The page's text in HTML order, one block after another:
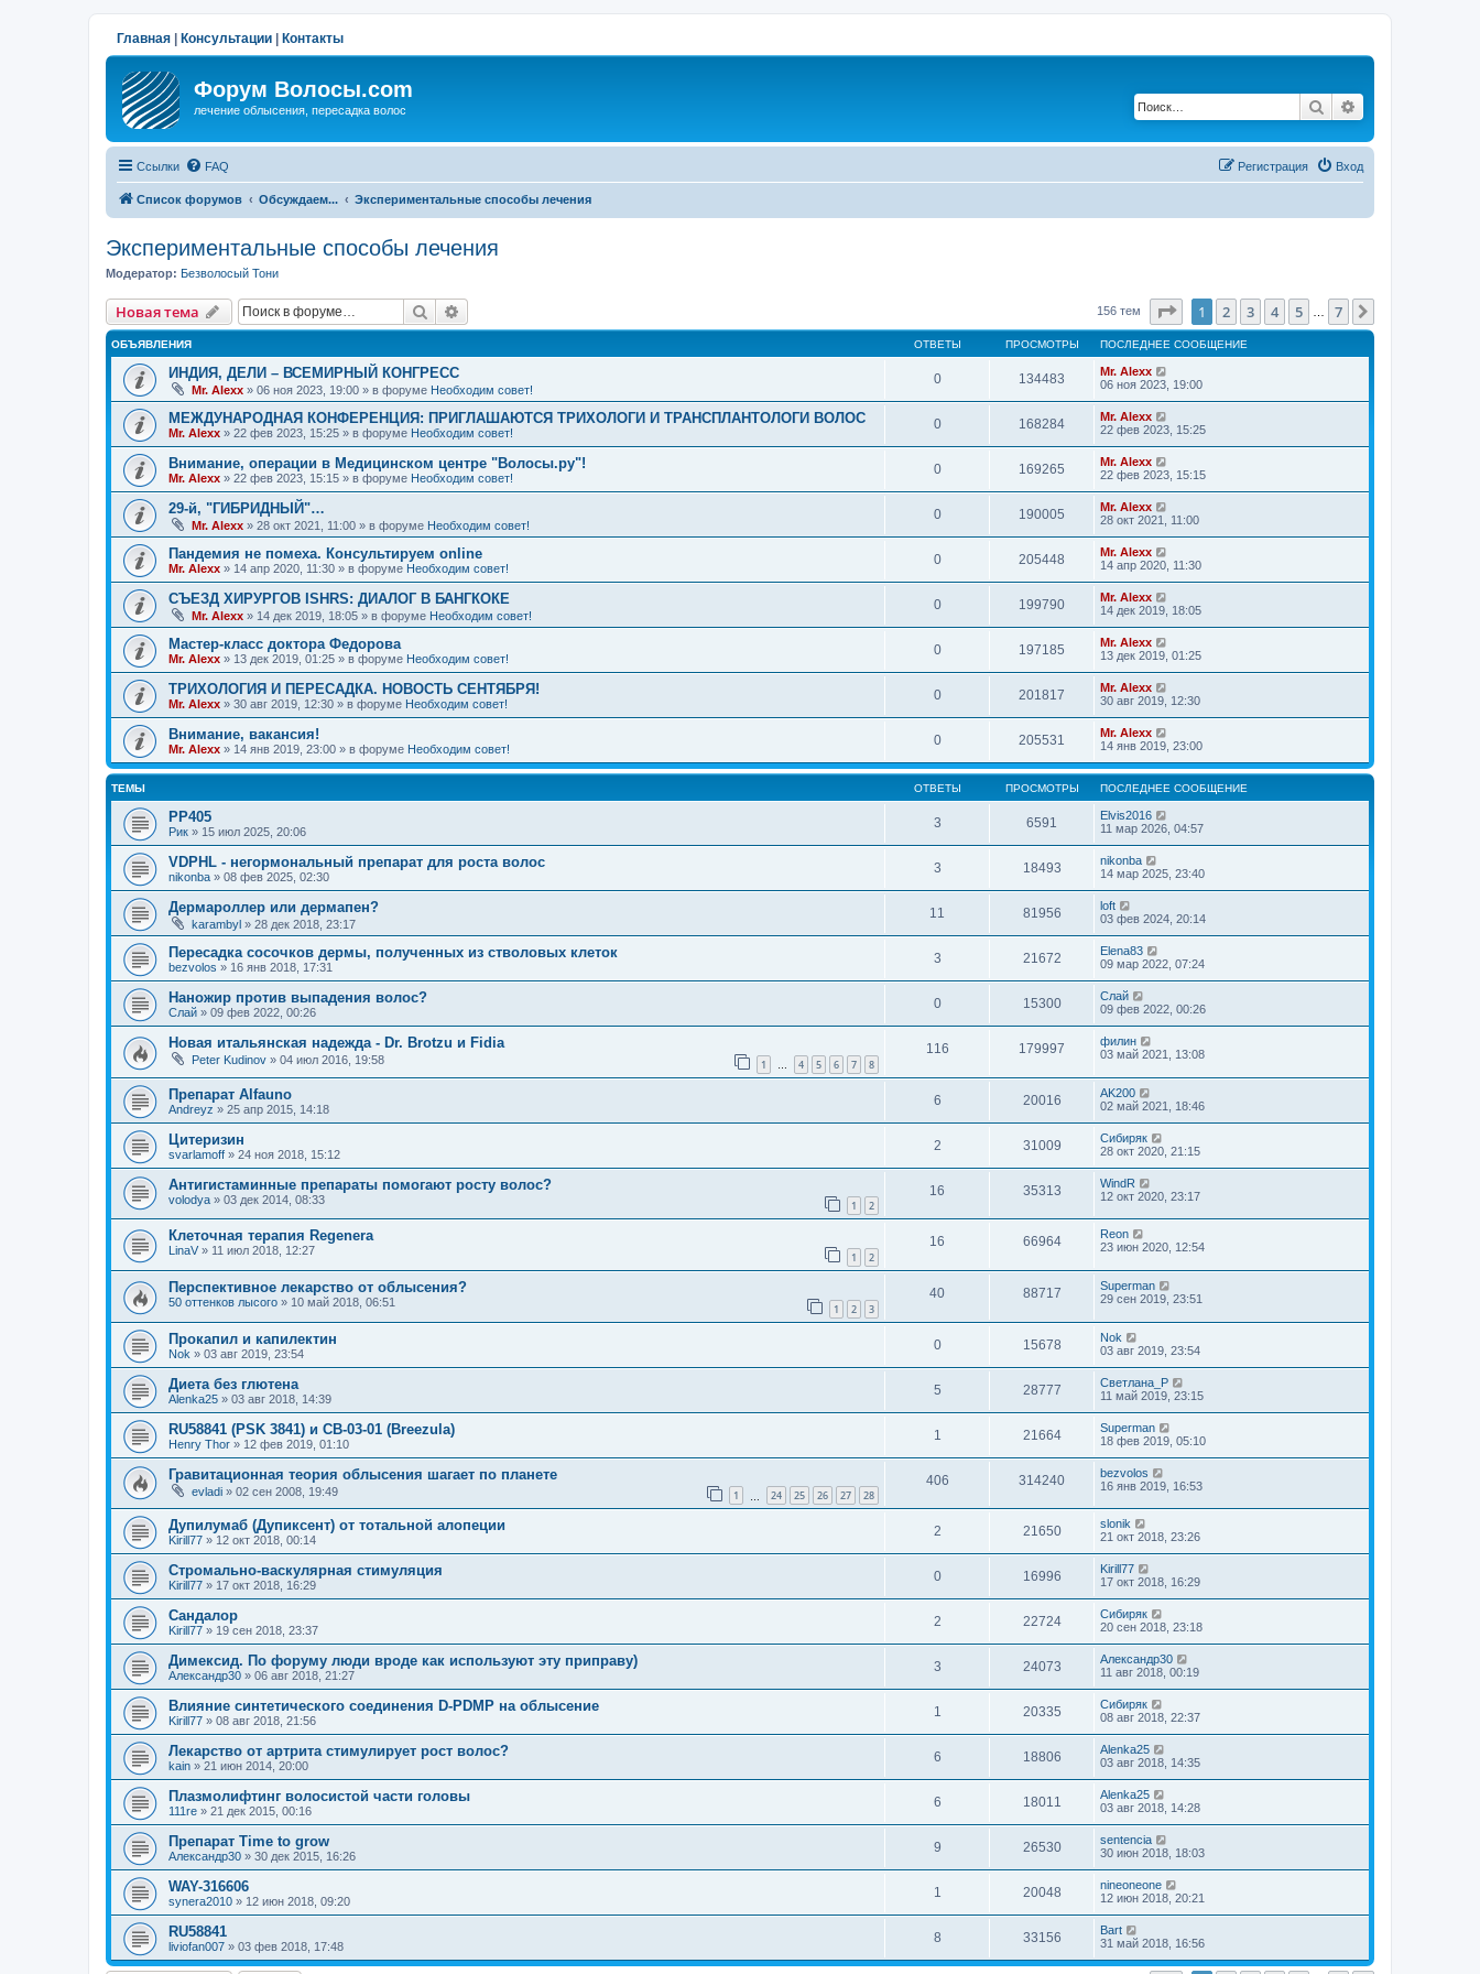
Главная Консультации Контакты
Форум Волосы.com
лечение облысения, пересадка волос Поиск
Ссылки FAQ Вход
Регистрация
Список форумов Обсуждаем... Экспериментальные способы лечения
Экспериментальные способы лечения
Модератор: Безволосый Тони
Новая тема Поиск 156 тем Страница1 из
1 2 3 4 5 7
ОБЪЯВЛЕНИЯ ОТВЕТЫ ПРОСМОТРЫ ПОСЛЕДНЕЕ СООБЩЕНИЕ
ИНДИЯ, ДЕЛИ – ВСЕМИРНЫЙ КОНГРЕСС
Mr. Alexx » 06 ноя 2023, 19:00 » в форуме Необходим совет!
0 134483
Mr. Alexx
06 ноя 2023, 19:00
МЕЖДУНАРОДНАЯ КОНФЕРЕНЦИЯ: ПРИГЛАШАЮТСЯ ТРИХОЛОГИ И ТРАНСПЛАНТОЛОГИ ВОЛОС
Mr. Alexx » 22 фев 2023, 15:25 » в форуме Необходим совет!
0 168284
Mr. Alexx
22 фев 2023, 15:25
Внимание, операции в Медицинском центре "Волосы.ру"!
Mr. Alexx » 22 фев 2023, 15:15 » в форуме Необходим совет!
0 169265
Mr. Alexx
22 фев 2023, 15:15
29-й, "ГИБРИДНЫЙ"…
Mr. Alexx » 28 окт 2021, 11:00 » в форуме Необходим совет!
0 190005
Mr. Alexx
28 окт 2021, 11:00
Пандемия не помеха. Консультируем online
Mr. Alexx » 14 апр 2020, 11:30 » в форуме Необходим совет!
0 205448
Mr. Alexx
14 апр 2020, 11:30
СЪЕЗД ХИРУРГОВ ISHRS: ДИАЛОГ В БАНГКОКЕ
Mr. Alexx » 14 дек 2019, 18:05 » в форуме Необходим совет!
0 199790
Mr. Alexx
14 дек 2019, 18:05
Мастер-класс доктора Федорова
Mr. Alexx » 13 дек 2019, 01:25 » в форуме Необходим совет!
0 197185
Mr. Alexx
13 дек 2019, 01:25
ТРИХОЛОГИЯ И ПЕРЕСАДКА. НОВОСТЬ СЕНТЯБРЯ!
Mr. Alexx » 30 авг 2019, 12:30 » в форуме Необходим совет!
0 201817
Mr. Alexx
30 авг 2019, 12:30
Внимание, вакансия!
Mr. Alexx » 14 янв 2019, 23:00 » в форуме Необходим совет!
0 205531
Mr. Alexx
14 янв 2019, 23:00
ТЕМЫ ОТВЕТЫ ПРОСМОТРЫ ПОСЛЕДНЕЕ СООБЩЕНИЕ
РР405
Рик » 15 июл 2025, 20:06
3 6591
Elvis2016
11 мар 2026, 04:57
VDPHL - негормональный препарат для роста волос
nikonba » 08 фев 2025, 02:30
3 18493
nikonba
14 мар 2025, 23:40
Дермароллер или дермапен?
karambyl » 28 дек 2018, 23:17
11 81956
loft
03 фев 2024, 20:14
Пересадка сосочков дермы, полученных из стволовых клеток
bezvolos » 16 янв 2018, 17:31
3 21672
Elena83
09 мар 2022, 07:24
Наножир против выпадения волос?
Слай » 09 фев 2022, 00:26
0 15300
Слай
09 фев 2022, 00:26
Новая итальянская надежда - Dr. Brotzu и Fidia
Peter Kudinov » 04 июл 2016, 19:58 1 … 4 5 6 7 8
116 179997
филин
03 май 2021, 13:08
Препарат Alfauno
Andreyz » 25 апр 2015, 14:18
6 20016
AK200
02 май 2021, 18:46
Цитеризин
svarlamoff » 24 ноя 2018, 15:12
2 31009
Сибиряк
28 окт 2020, 21:15
Антигистаминные препараты помогают росту волос?
volodya » 03 дек 2014, 08:33 1 2
16 35313
WindR
12 окт 2020, 23:17
Клеточная терапия Regenera
LinaV » 11 июл 2018, 12:27 1 2
16 66964
Reon
23 июн 2020, 12:54
Перспективное лекарство от облысения?
50 оттенков лысого » 10 май 2018, 06:51 1 2 3
40 88717
Superman
29 сен 2019, 23:51
Прокапил и капилектин
Nok » 03 авг 2019, 23:54
0 15678
Nok
03 авг 2019, 23:54
Диета без глютена
Alenka25 » 03 авг 2018, 14:39
5 28777
Светлана_P
11 май 2019, 23:15
RU58841 (PSK 3841) и CB-03-01 (Breezula)
Henry Thor » 12 фев 2019, 01:10
1 21664
Superman
18 фев 2019, 05:10
Гравитационная теория облысения шагает по планете
evladi » 02 сен 2008, 19:49 1 24 25 26 27 28
406 314240
bezvolos
16 янв 2019, 16:53
Дупилумаб (Дупиксент) от тотальной алопеции
Kirill77 » 12 окт 2018, 00:14
2 21650
slonik
21 окт 2018, 23:26
Стромально-васкулярная стимуляция
Kirill77 » 17 окт 2018, 16:29
0 16996
Kirill77
17 окт 2018, 16:29
Сандалор
Kirill77 » 19 сен 2018, 23:37
2 22724
Сибиряк
20 сен 2018, 23:18
Димексид. По форуму люди вроде как используют эту приправу)
Александр30 » 06 авг 2018, 21:27
3 24073
Александр30
11 авг 2018, 00:19
Влияние синтетического соединения D-PDMP на облысение
Kirill77 » 08 авг 2018, 21:56
1 20335
Сибиряк
08 авг 2018, 22:37
Лекарство от артрита стимулирует рост волос?
kain » 21 июн 2014, 20:00
6 18806
Alenka25
03 авг 2018, 14:35
Плазмолифтинг волосистой части головы
111re » 21 дек 2015, 00:16
6 18011
Alenka25
03 авг 2018, 14:28
Препарат Time to grow
Александр30 » 30 дек 2015, 16:26
9 26530
sentencia
30 июн 2018, 18:03
WAY-316606
synera2010 » 12 июн 2018, 09:20
1 20048
nineoneone
12 июн 2018, 20:21
RU58841
liviofan007 » 03 фев 2018, 17:48
8 33156
Bart
31 май 2018, 16:56